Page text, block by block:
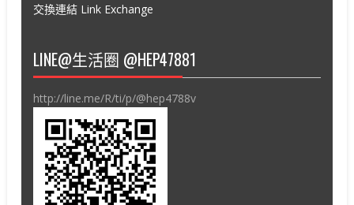
交換連結 Link Exchange
LINE@生活圈 @HEP47881
http://line.me/R/ti/p/@hep4788v